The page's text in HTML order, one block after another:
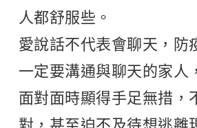
人都舒服些。
愛說話不代表會聊天，防
一定要溝通與聊天的家人
面對面時顯得手足無措，